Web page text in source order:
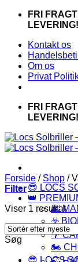
FortsætFRI
Kontakt os
Om os
Privat
FRI
😎 LOCS
👑
🌆
☣️
🌴
🏍️
Forside / Shop /
Filter
Viser 1 resultat
Søg
😎 LOCS